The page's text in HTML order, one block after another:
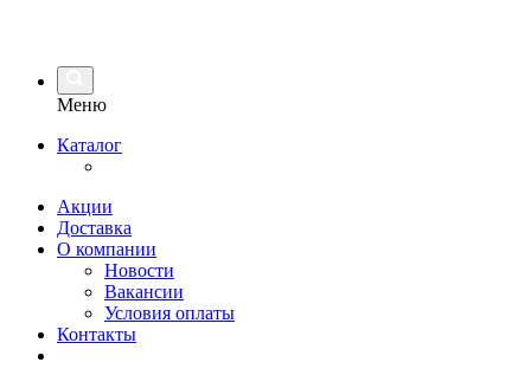
Меню
Каталог
Акции
Доставка
О компании
Новости
Вакансии
Условия оплаты
Контакты